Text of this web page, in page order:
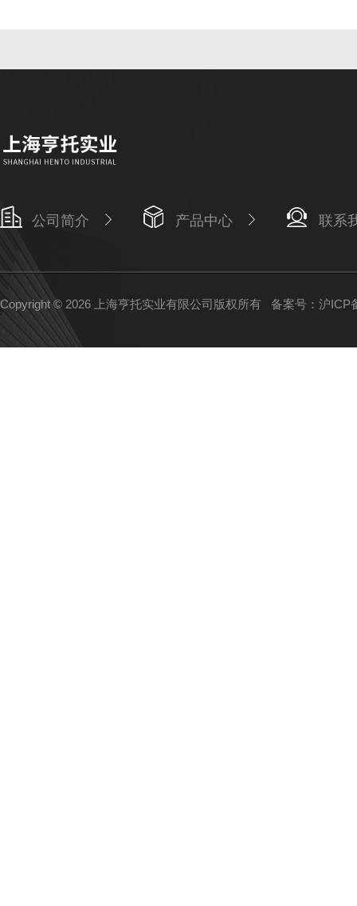
公司简介 产品中心 联系
Copyright © 2026 上海亨托实业有限公司版权所有 备案号：沪ICP